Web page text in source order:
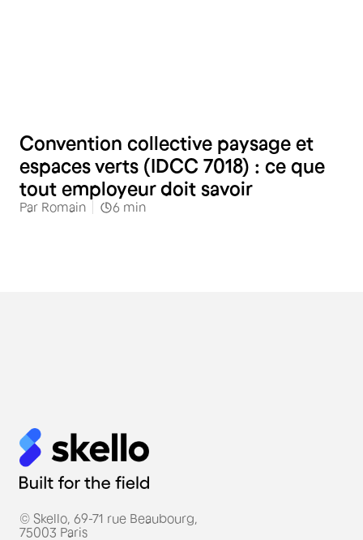
Convention collective paysage et
espaces verts (IDCC 7018) : ce que
tout employeur doit savoir
Par Romain 6 min
© Skello, 69-71 rue Beaubourg,
75003 Paris